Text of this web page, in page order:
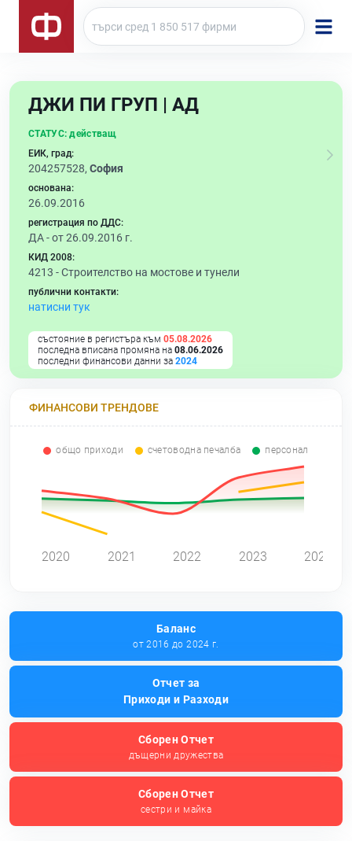
ДЖИ ПИ ГРУП | АД
СТАТУС: действащ
ЕИК, град:
204257528, София
основана:
26.09.2016
регистрация по ДДС:
ДА - от 26.09.2016 г.
КИД 2008:
4213 -Строителство на мостове и тунели
публични контакти:
натисни тук
състояние в регистъра към 05.08.2026
последна вписана промяна на 08.06.2026
последни финансови данни за 2024
ФИНАНСОВИ ТРЕНДОВЕ
общо приходи счетоводна печалба персонал
2020 2021 2022 2023 2024
Баланс
от 2016 до 2024 г.
Отчет за
Приходи и Разходи
Сборен Отчет
дъщерни дружества
Сборен Отчет
сестри и майка